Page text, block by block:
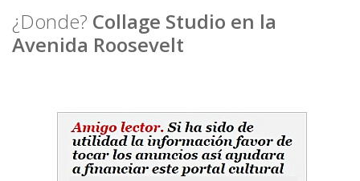
¿Donde? Collage Studio en la
Avenida Roosevelt